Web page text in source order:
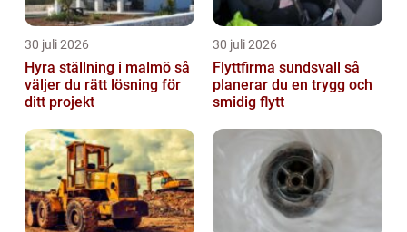
30 juli 2026
Hyra ställning i malmö så
väljer du rätt lösning för
ditt projekt
30 juli 2026
Flyttfirma sundsvall så
planerar du en trygg och
smidig flytt